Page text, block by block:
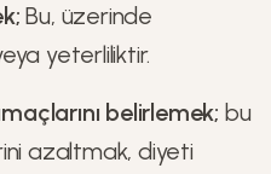
Bu, üzerinde
yeterliliktir.
belirlemek; bu
azaltmak, diyeti